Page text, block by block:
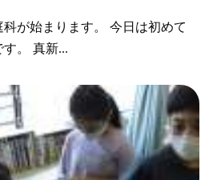
が始まります。 今日は初めて
。 真新...